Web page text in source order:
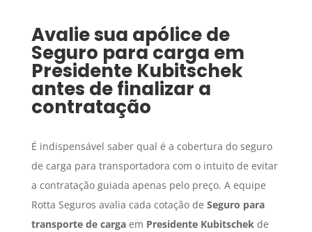
Avalie sua apólice de
Seguro para carga em
Presidente Kubitschek
antes de finalizar a
contratação
É indispensável saber qual é a cobertura do seguro
de carga para transportadora com o intuito de evitar
a contratação guiada apenas pelo preço. A equipe
Rotta Seguros avalia cada cotação de Seguro para
transporte de cargaem Presidente Kubitschekde